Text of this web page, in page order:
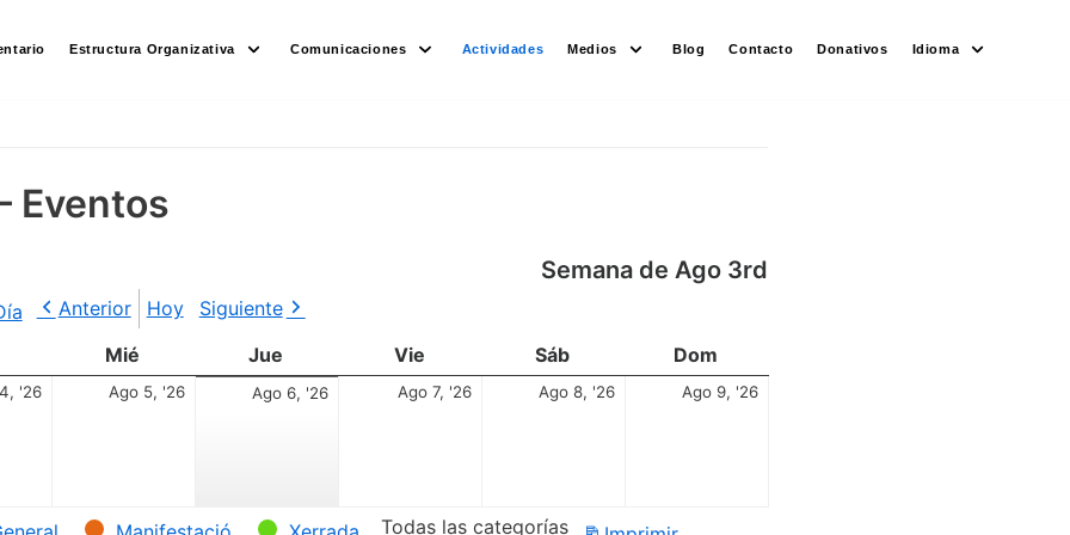
Estructura Organizativa Comunicaciones Actividades Medios Blog Contacto Donativos Idioma
Eventos
Semana de Ago 3rd
Anterior Hoy
Siguiente
Mié Jue Vie Sáb Dom
'26 Ago 5, '26 Ago 6, '26 Ago 7, '26 Ago 8, '26 Ago 9, '26
Todas las categorías